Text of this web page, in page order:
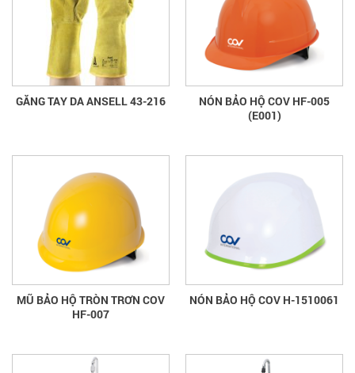
GĂNG TAY DA ANSELL 43-216
NÓN BẢO HỘ COV HF-005
(E001)
MŨ BẢO HỘ TRÒN TRƠN COV
HF-007
NÓN BẢO HỘ COV H-1510061